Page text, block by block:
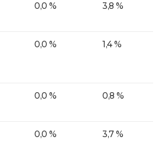
0,0 % 3,8 %
0,0 % 1,4 %
0,0 % 0,8 %
0,0 % 3,7 %